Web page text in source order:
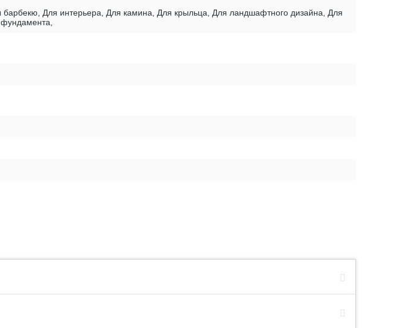
Для интерьера, Для камина, Для крыльца, Для ландшафтного дизайна, Для